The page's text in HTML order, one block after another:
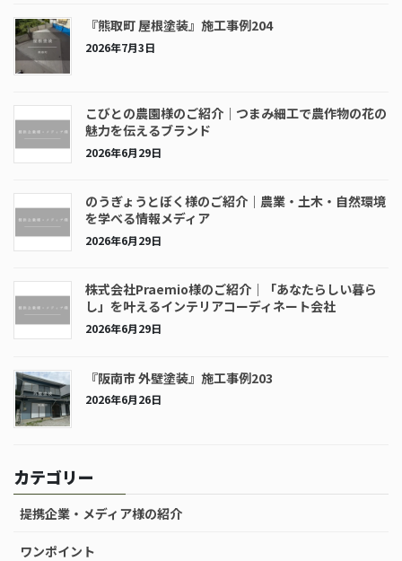
『熊取町 屋根塗装』施工事例204
2026年7月3日
こびとの農園様のご紹介｜つまみ細工で農作物の花の
魅力を伝えるブランド
2026年6月29日
のうぎょうとぼく様のご紹介｜農業・土木・自然環境
を学べる情報メディア
2026年6月29日
株式会社Praemio様のご紹介｜「あなたらしい暮ら
し」を叶えるインテリアコーディネート会社
2026年6月29日
『阪南市 外壁塗装』施工事例203
2026年6月26日
カテゴリー
提携企業・メディア様の紹介
ワンポイント